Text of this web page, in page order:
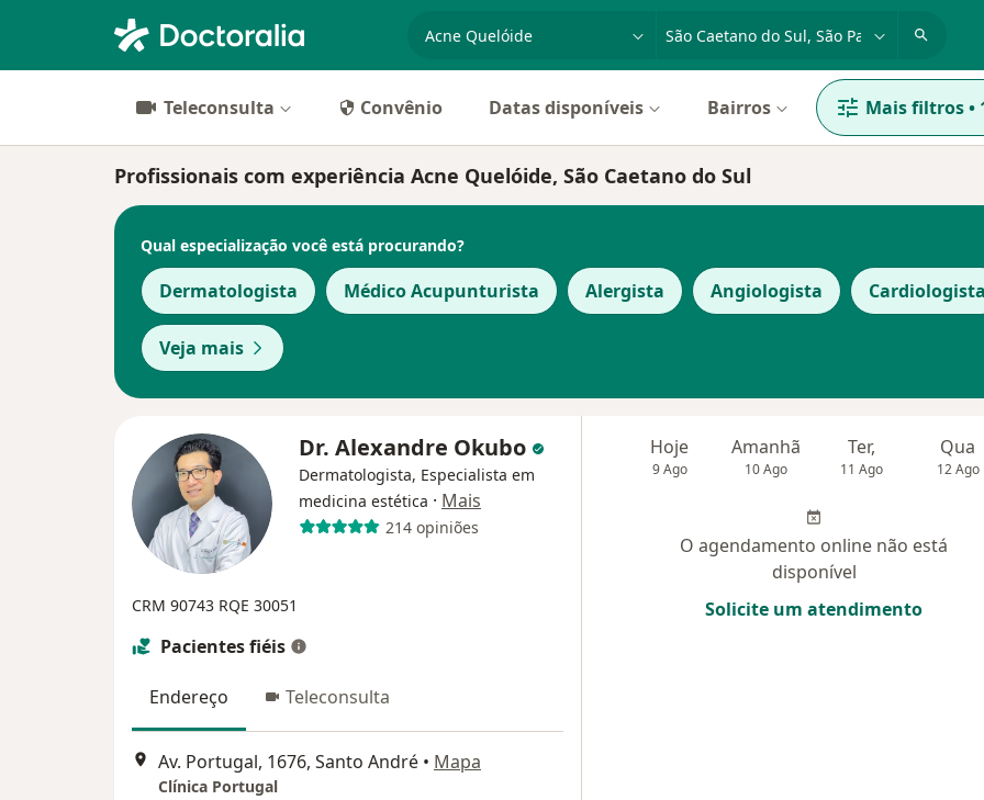
especialidade, doença ou nome
Teleconsulta Convênio Datas disponíveis Bairros Mais filtros•
Profissionais com experiência Acne Quelóide, São Caetano do Sul
Qual especialização você está procurando?
Dermatologista Médico Acupunturista Alergista Angiologista Cardiologista
Veja mais
Dr. Alexandre Okubo
Dermatologista, Especialista em
medicina estética · Mais
214 opiniões
CRM 90743 RQE 30051
Pacientes fiéis
Endereço Teleconsulta
Av. Portugal, 1676, Santo André • Mapa
Clínica Portugal
Hoje
9 Ago
Amanhã
10 Ago
Ter,
11 Ago
Qua
12 Ago
O agendamento online não está
disponível
Solicite um atendimento